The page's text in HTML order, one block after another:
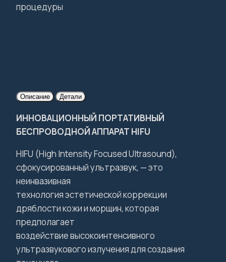
процедуры
Описание Детали
ИННОВАЦИОННЫЙ ПОРТАТИВНЫЙ
БЕСПРОВОДНОЙ АППАРАТ HIFU
HIFU (High Intensity Focused Ultrasound),
сфокусированный ультразвук, — это
неинвазивная
технология эстетической коррекции
дряблости кожи и морщин, которая
предполагает
воздействие высокоинтенсивного
ультразвукового излучения для создания